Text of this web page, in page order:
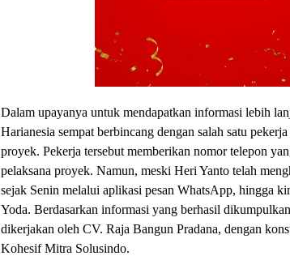
Dalam upayanya untuk mendapatkan informasi lebih
Harianesia sempat berbincang dengan salah satu
proyek. Pekerja tersebut memberikan nomor telepon
pelaksana proyek. Namun, meski Heri Yanto telah
sejak Senin melalui aplikasi pesan WhatsApp, hingga
Yoda. Berdasarkan informasi yang berhasil
dikerjakan oleh CV. Raja Bangun Pradana, dengan
Kohesif Mitra Solusindo.